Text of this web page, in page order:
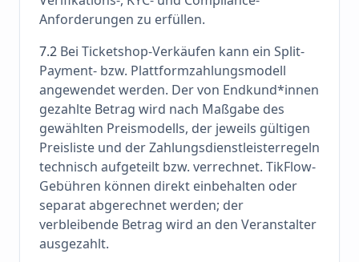
Anforderungen zu erfüllen.
7.2 Bei Ticketshop-Verkäufen kann ein Split-
Payment- bzw. Plattformzahlungsmodell
angewendet werden. Der von Endkund*innen
gezahlte Betrag wird nach Maßgabe des
gewählten Preismodells, der jeweils gültigen
Preisliste und der Zahlungsdienstleisterregeln
technisch aufgeteilt bzw. verrechnet. TikFlow-
Gebühren können direkt einbehalten oder
separat abgerechnet werden; der
verbleibende Betrag wird an den Veranstalter
ausgezahlt.